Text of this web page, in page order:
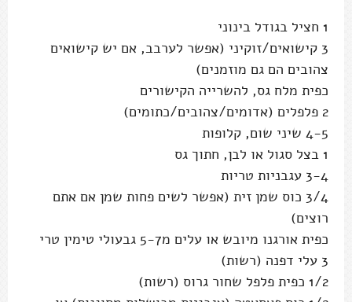
1 חציל בגודל בינוני
3 קישואים/זוקיני (אפשר לערבב, אם יש קישואים
צהובים הם גם מוזמנים)
כפית מלח גס, להשרייה הקישורים
2 פלפלים (אדומים/צהובים/כתומים)
4-5 שיני שום, קלופות
1 בצל סגול או לבן, חתוך גס
3-4 עגבניות טריות
3/4 כוס שמן זית (אפשר לשים פחות שמן אם אתם
רוצים)
כפית אורגנו מיובש או עלים מ5-7 גבעולי טימין טרי
3 עלי דפנה (רשות)
1/2 כפית פלפל שחור גרוס (רשות)